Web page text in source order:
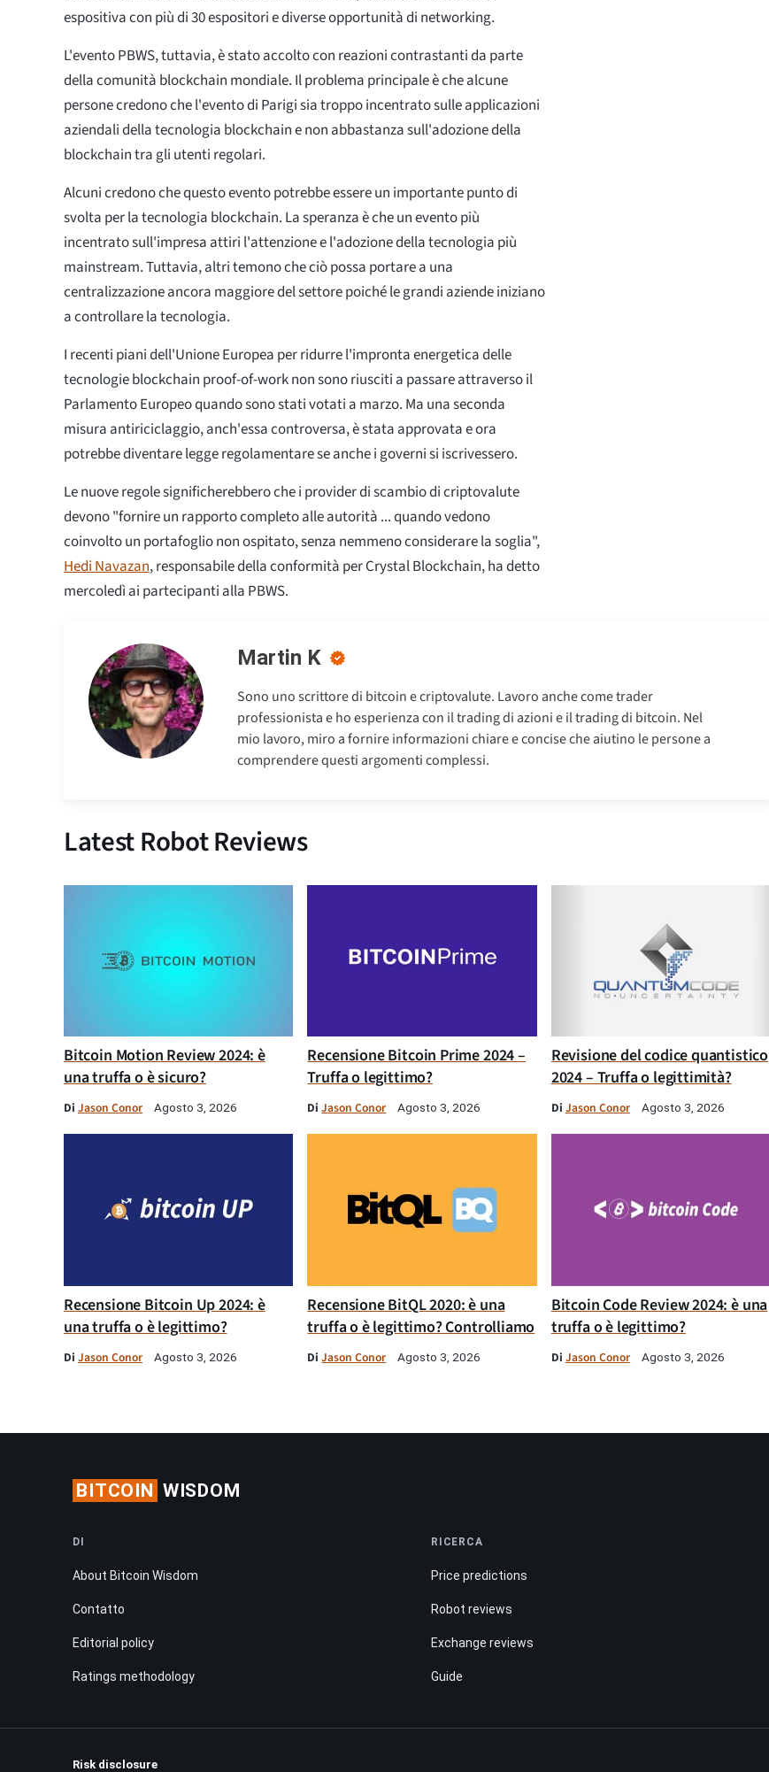
espositiva con più di 30 espositori e diverse opportunità di networking.
L'evento PBWS, tuttavia, è stato accolto con reazioni contrastanti da parte
della comunità blockchain mondiale. Il problema principale è che alcune
persone credono che l'evento di Parigi sia troppo incentrato sulle applicazioni
aziendali della tecnologia blockchain e non abbastanza sull'adozione della
blockchain tra gli utenti regolari.
Alcuni credono che questo evento potrebbe essere un importante punto di
svolta per la tecnologia blockchain. La speranza è che un evento più
incentrato sull'impresa attiri l'attenzione e l'adozione della tecnologia più
mainstream. Tuttavia, altri temono che ciò possa portare a una
centralizzazione ancora maggiore del settore poiché le grandi aziende iniziano
a controllare la tecnologia.
I recenti piani dell'Unione Europea per ridurre l'impronta energetica delle
tecnologie blockchain proof-of-work non sono riusciti a passare attraverso il
Parlamento Europeo quando sono stati votati a marzo. Ma una seconda
misura antiriciclaggio, anch'essa controversa, è stata approvata e ora
potrebbe diventare legge regolamentare se anche i governi si iscrivessero.
Le nuove regole significherebbero che i provider di scambio di criptovalute
devono "fornire un rapporto completo alle autorità ... quando vedono
coinvolto un portafoglio non ospitato, senza nemmeno considerare la soglia",
Hedi Navazan, responsabile della conformità per Crystal Blockchain, ha detto
mercoledì ai partecipanti alla PBWS.
Martin K
Sono uno scrittore di bitcoin e criptovalute. Lavoro anche come trader
professionista e ho esperienza con il trading di azioni e il trading di bitcoin. Nel
mio lavoro, miro a fornire informazioni chiare e concise che aiutino le persone a
comprendere questi argomenti complessi.
Latest Robot Reviews
Bitcoin Motion Review 2024: è
una truffa o è sicuro?
Di Jason Conor Agosto 3, 2026
Recensione Bitcoin Prime 2024 –
Truffa o legittimo?
DiJason Conor Agosto 3, 2026
Revisione del codice quantistico
2024 – Truffa o legittimità?
Di Jason Conor Agosto 3, 2026
Recensione Bitcoin Up 2024: è
una truffa o è legittimo?
Di Jason Conor Agosto 3, 2026
Recensione BitQL 2020: è una
truffa o è legittimo? Controlliamo
DiJason Conor Agosto 3, 2026
Bitcoin Code Review 2024: è una
truffa o è legittimo?
Di Jason Conor Agosto 3, 2026
BITCOIN WISDOM
DI
About Bitcoin Wisdom
Contatto
Editorial policy
Ratings methodology
RICERCA
Price predictions
Robot reviews
Exchange reviews
Guide
Risk disclosure